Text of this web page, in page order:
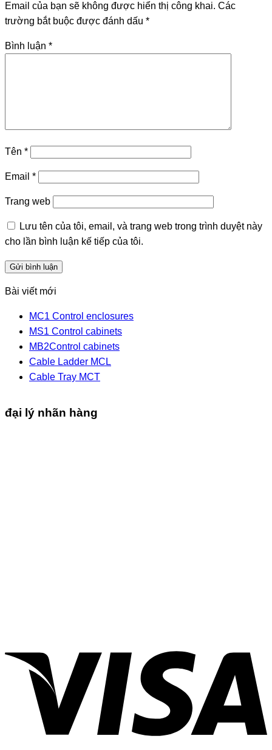
Email của bạn sẽ không được hiển thị công khai. Các
trường bắt buộc được đánh dấu *
Bình luận *
Tên *
Email *
Trang web
Lưu tên của tôi, email, và trang web trong trình duyệt này
cho lần bình luận kế tiếp của tôi.
Bài viết mới
MC1 Control enclosures
MS1 Control cabinets
MB2Control cabinets
Cable Ladder MCL
Cable Tray MCT
đại lý nhãn hàng